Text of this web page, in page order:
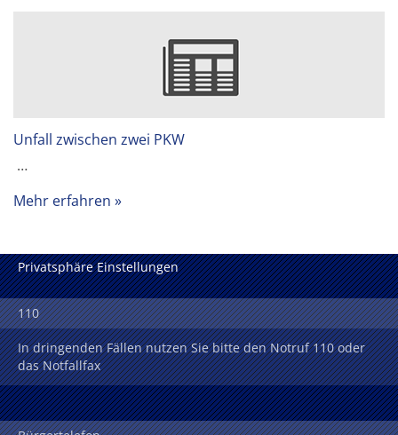
Unfall zwischen zwei PKW
…
Mehr erfahren
Privatsphäre Einstellungen
110
In dringenden Fällen nutzen Sie bitte den Notruf 110 oder
das Notfallfax